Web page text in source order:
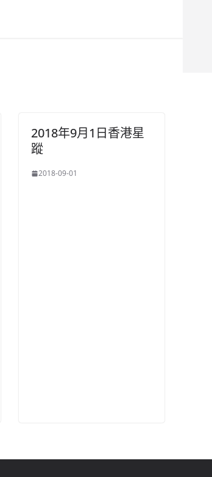
2018年9月1日香港星
蹤
2018-09-01